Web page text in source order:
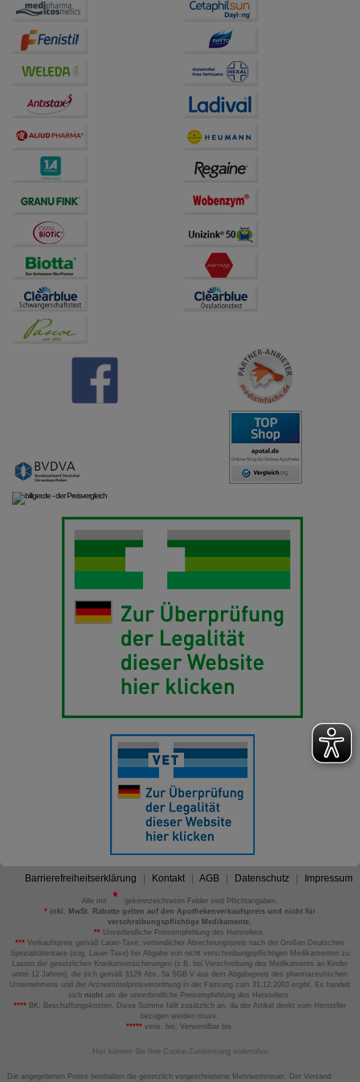
auf unserer Website aber auch die Werbung auf
Drittseiten möglichst relevant für Sie zu gestalten.
Bitte beachten Sie, dass Daten hierfür teilweise an
übertragen werden.
Barrierefreiheitserklärung Kontakt AGB Datenschutz Impressum
Alle mit
gekennzeichneten Felder sind Pflichtangaben.
*inkl. MwSt. Rabatte gelten auf den Apothekenverkaufspreis und nicht für
verschreibungspflichtige Medikamente.
** Unverbindliche Preisempfehlung des Herstellers.
*** Verkaufspreis gemäß Lauer-Taxe; verbindlicher Abrechnungspreis nach der Großen Deutschen
Spezialitätentaxe (sog. Lauer-Taxe) bei Abgabe von nicht verschreibungspflichtigen Medikamenten zu
Lasten der gesetzlichen Krankenversicherungen (z.B. bei Verschreibung des Medikaments an Kinder
unter 12 Jahren), die sich gemäß §129 Abs. 5a SGB V aus dem Abgabepreis des pharmazeutischen
Unternehmens und der Arzneimittelpreisverordnung in der Fassung zum 31.12.2003 ergibt. Es handelt
sich nicht um die unverbindliche Preisempfehlung des Herstellers.
****BK: Beschaffungskosten. Diese Summe fällt zusätzlich an, da der Artikel direkt vom Hersteller
bezogen werden muss.
*****verw. bis: Verwendbar bis.
Hier können Sie Ihre Cookie-Zustimmung widerrufen
Die angegebenen Preise beinhalten die gesetzlich vorgeschriebene Mehrwertsteuer. Der Versand